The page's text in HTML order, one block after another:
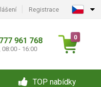
Registrace
961 768
08:00 - 16:00
0
TOP nabídky